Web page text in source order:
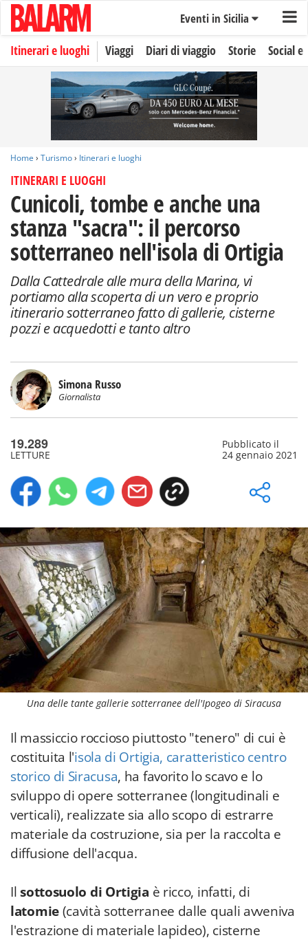
Eventi in Sicilia
Itinerari e luoghi Viaggi Diari di viaggio Storie Social
Home › Turismo› Itinerari e luoghi
ITINERARI E LUOGHI
Cunicoli, tombe e anche una
stanza "sacra": il percorso
sotterraneo nell'isola di Ortigia
Dalla Cattedrale alle mura della Marina, vi
portiamo alla scoperta di un vero e proprio
itinerario sotterraneo fatto di gallerie, cisterne
pozzi e acquedotti e tanto altro
Simona Russo
Giornalista
19.289
LETTURE
Pubblicato il
24 gennaio 2021
Una delle tante gallerie sotterranee dell'Ipogeo di Siracusa
Il massiccio roccioso piuttosto "tenero" di cui è
costituita l'isola di Ortigia, caratteristico centro
storico di Siracusa, ha favorito lo scavo e lo
sviluppo di opere sotterranee (longitudinali e
verticali), realizzate sia allo scopo di estrarre
materiale da costruzione, sia per la raccolta e
diffusione dell'acqua.
Ilsottosuolo di Ortigia è ricco, infatti, di
latomie(cavità sotterranee dalle quali avveniva
l'estrazione di materiale lapideo), cisterne